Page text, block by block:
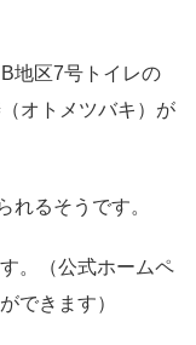
地区7号トイレの
オトメツバキ）が
れるそうです。
。（公式ホームペ
できます）